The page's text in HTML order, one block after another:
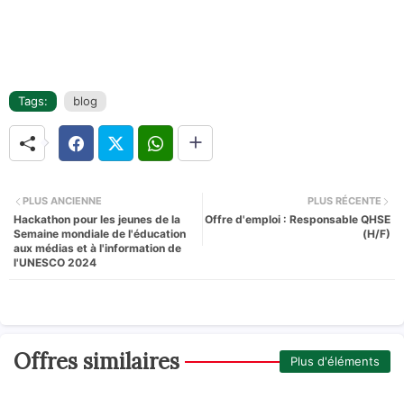
Tags: blog
PLUS RÉCENTE
Offre d'emploi : Responsable QHSE
(H/F)
PLUS ANCIENNE
Hackathon pour les jeunes de la
Semaine mondiale de l'éducation
aux médias et à l'information de
l'UNESCO 2024
Offres similaires Plus d'éléments